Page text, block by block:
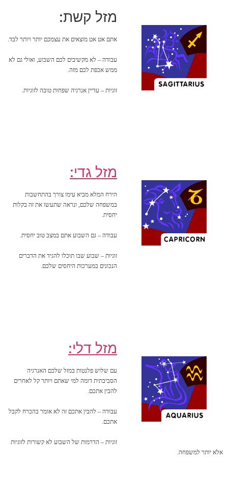
מזל קשת:
אתם אט אט מוצאים את עצמכם יותר ויותר לבד.
עבודה – לא מקשיבים לכם השבוע, ואולי גם לא
ממש אכפת לכם מזה.
זוגיות – עדיין אנרגיה שפחות טובה לזוגיות.
מזל גדי:
הירח המלא מביא עימו צורך בהתחשבות
במשפחה שלכם, ונראה שתעשו את זה בקלות
יחסית.
עבודה – גם השבוע אתם במצב טוב יחסית.
זוגיות – שבוע שבו תוכלו להגיד את הדברים
הנכונים במערכות היחסים שלכם.
מזל דלי:
עם שלוש פלנטות במזל שלכם האנרגיה
הסביבתית דומה למי שאתם ויותר קל לאחרים
להבין אתכם.
עבודה – להבין אתכם זה לא אומר בהכרח לקבל
אתכם.
זוגיות – הדרמות של השבוע לא קשורות לזוגיות
אלא יותר למשפחה.